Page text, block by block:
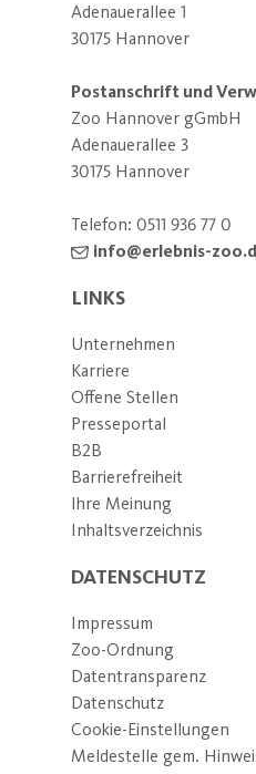
Adenauerallee 1
30175 Hannover
Postanschrift und
Zoo Hannover gGmbH
Adenauerallee 3
30175 Hannover
Telefon: 0511 936 77 0
info@erlebnis-
LINKS
Unternehmen
Karriere
Offene Stellen
Presseportal
B2B
Barrierefreiheit
Ihre Meinung
Inhaltsverzeichnis
DATENSCHUTZ
Impressum
Zoo-Ordnung
Datentransparenz
Datenschutz
Cookie-Einstellungen
Meldestelle gem.